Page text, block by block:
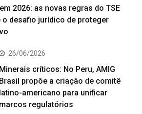
2026: as novas regras do TSE
desafio jurídico de proteger
26/06/2026
Minerais críticos: No Peru, AMIG
Brasil propõe a criação de comitê
latino-americano para unificar
marcos regulatórios